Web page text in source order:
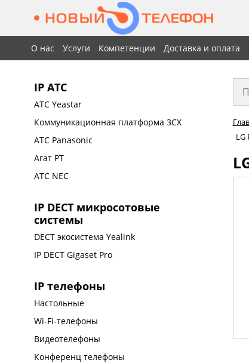
О нас Услуги Компетенции Доставка и оплата
IP АТС
АТС Yeastar
Коммуникационная платформа 3CX
АТС Panasonic
Агат РТ
АТС NEC
IP DECT микросотовые
системы
DECT экосистема Yealink
IP DECT Gigaset Pro
IP телефоны
Настольные
Wi-Fi-телефоны
Видеотелефоны
Конференц телефоны
LG